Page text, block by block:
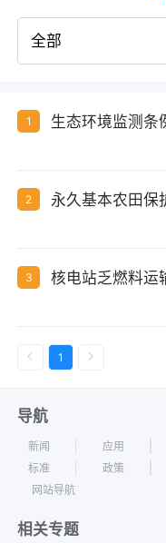
全部
1 生态环境监测条
2 永久基本农田保
3 核电站乏燃料运
1
导航
新闻 应用
标准
政策
网站导航
相关专题